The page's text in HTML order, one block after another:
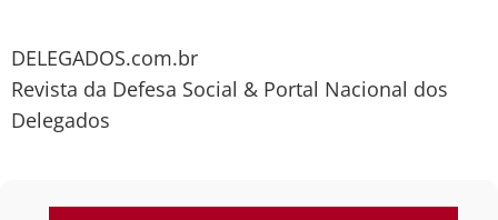
DELEGADOS.com.br
Revista da Defesa Social & Portal Nacional dos
Delegados